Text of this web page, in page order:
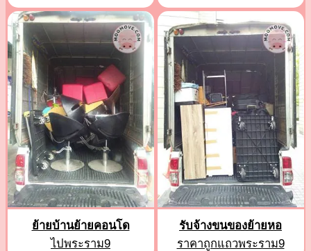
ย้ายบ้านย้ายคอนโด
ไปพระราม9
รับจ้างขนของย้ายหอ
ราคาถูกแถวพระราม9